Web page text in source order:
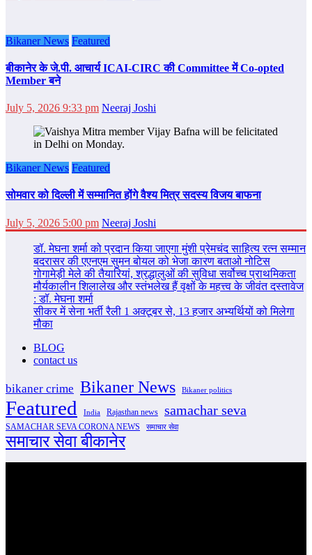
Bikaner News Featured
बीकानेर के जे.पी. आचार्य ICAI-CIRC की Committee में Co-opted
Member बने
July 5, 2026 9:33 pm Neeraj Joshi
Bikaner News Featured
सोमवार को दिल्‍ली में सम्‍मानित होंगे वैश्य मित्र सदस्य विजय बाफना
July 5, 2026 5:00 pm Neeraj Joshi
डॉ. मेघना शर्मा को प्रदान किया जाएगा मुंशी प्रेमचंद साहित्य रत्न सम्‍मान
बदरासर की एएनएम सुमन बोयल को भेजा कारण बताओ नोटिस
गोगामेड़ी मेले की तैयारियां, श्रद्धालुओं की सुविधा सर्वोच्च प्राथमिकता
मौर्यकालीन शिलालेख और स्तंभलेख हैं वृक्षों के महत्त्व के जीवंत दस्तावेज
: डॉ. मेघना शर्मा
सीकर में सेना भर्ती रैली 1 अक्टूबर से, 13 हजार अभ्यर्थियों को मिलेगा
मौका
BLOG
contact us
bikaner crime Bikaner News Bikaner politics
Featured India Rajasthan news samachar seva
SAMACHAR SEVA CORONA NEWS समाचार सेवा
समाचार सेवा बीकानेर